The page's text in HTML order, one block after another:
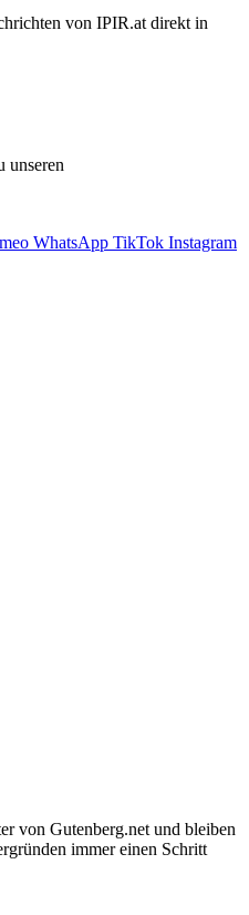
von IPIR.at direkt in
unseren
WhatsApp TikTok Instagram
von Gutenberg.net und bleiben
immer einen Schritt